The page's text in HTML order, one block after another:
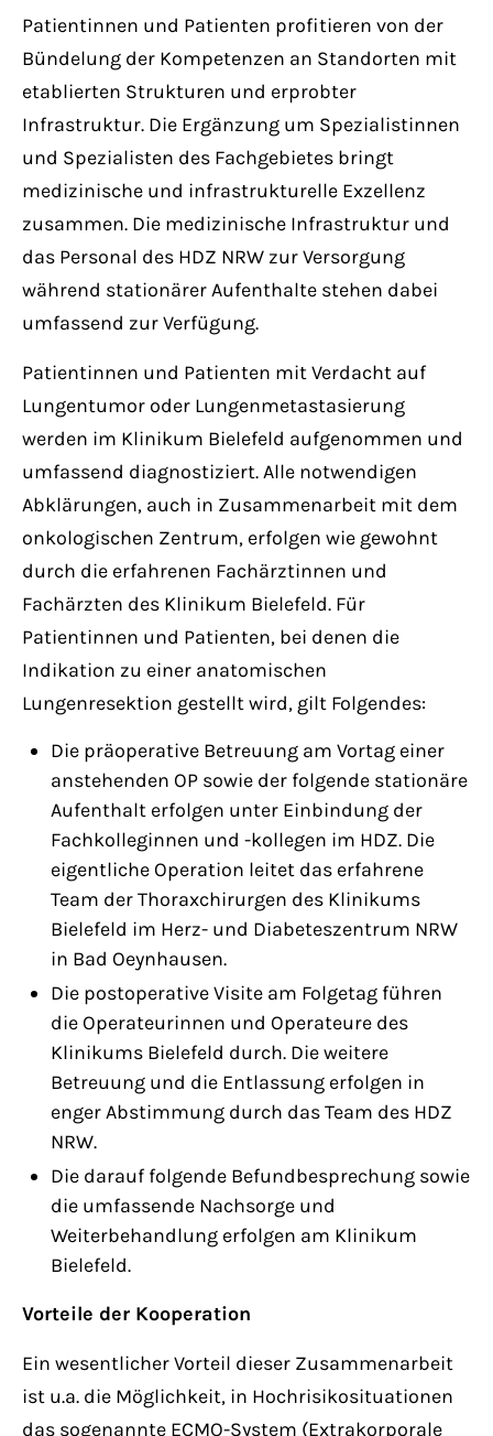
Patientinnen und Patienten profitieren von der
Bündelung der Kompetenzen an Standorten mit
etablierten Strukturen und erprobter
Infrastruktur. Die Ergänzung um Spezialistinnen
und Spezialisten des Fachgebietes bringt
medizinische und infrastrukturelle Exzellenz
zusammen. Die medizinische Infrastruktur und
das Personal des HDZ NRW zur Versorgung
während stationärer Aufenthalte stehen dabei
umfassend zur Verfügung.
Patientinnen und Patienten mit Verdacht auf
Lungentumor oder Lungenmetastasierung
werden im Klinikum Bielefeld aufgenommen und
umfassend diagnostiziert. Alle notwendigen
Abklärungen, auch in Zusammenarbeit mit dem
onkologischen Zentrum, erfolgen wie gewohnt
durch die erfahrenen Fachärztinnen und
Fachärzten des Klinikum Bielefeld. Für
Patientinnen und Patienten, bei denen die
Indikation zu einer anatomischen
Lungenresektion gestellt wird, gilt Folgendes:
Die präoperative Betreuung am Vortag einer
anstehenden OP sowie der folgende stationäre
Aufenthalt erfolgen unter Einbindung der
Fachkolleginnen und -kollegen im HDZ. Die
eigentliche Operation leitet das erfahrene
Team der Thoraxchirurgen des Klinikums
Bielefeld im Herz- und Diabeteszentrum NRW
in Bad Oeynhausen.
Die postoperative Visite am Folgetag führen
die Operateurinnen und Operateure des
Klinikums Bielefeld durch. Die weitere
Betreuung und die Entlassung erfolgen in
enger Abstimmung durch das Team des HDZ
NRW.
Die darauf folgende Befundbesprechung sowie
die umfassende Nachsorge und
Weiterbehandlung erfolgen am Klinikum
Bielefeld.
Vorteile der Kooperation
Ein wesentlicher Vorteil dieser Zusammenarbeit
ist u.a. die Möglichkeit, in Hochrisikosituationen
das sogenannte ECMO-System (Extrakorporale